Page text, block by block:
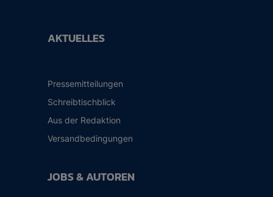
AKTUELLES
Pressemitteilungen
Schreibtischblick
Aus der Redaktion
Versandbedingungen
JOBS & AUTOREN